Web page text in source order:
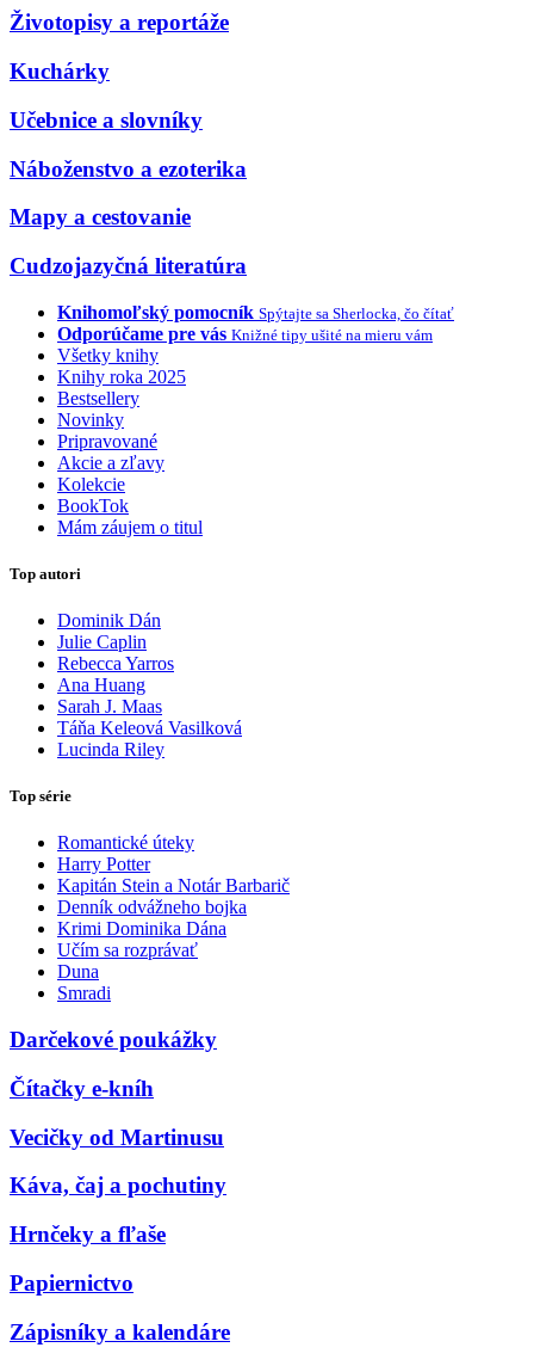
Životopisy a reportáže
Kuchárky
Učebnice a slovníky
Náboženstvo a ezoterika
Mapy a cestovanie
Cudzojazyčná literatúra
Knihomoľský pomocník Spýtajte sa Sherlocka, čo čítať
Odporúčame pre vás Knižné tipy ušité na mieru vám
Všetky knihy
Knihy roka 2025
Bestsellery
Novinky
Pripravované
Akcie a zľavy
Kolekcie
BookTok
Mám záujem o titul
Top autori
Dominik Dán
Julie Caplin
Rebecca Yarros
Ana Huang
Sarah J. Maas
Táňa Keleová Vasilková
Lucinda Riley
Top série
Romantické úteky
Harry Potter
Kapitán Stein a Notár Barbarič
Denník odvážneho bojka
Krimi Dominika Dána
Učím sa rozprávať
Duna
Smradi
Darčekové poukážky
Čítačky e-kníh
Vecičky od Martinusu
Káva, čaj a pochutiny
Hrnčeky a fľaše
Papiernictvo
Zápisníky a kalendáre